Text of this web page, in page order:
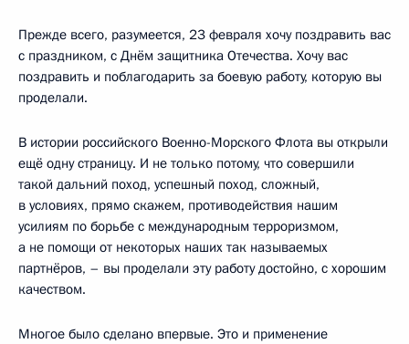
Прежде всего, разумеется, 23 февраля хочу поздравить вас
с праздником, с Днём защитника Отечества. Хочу вас
поздравить и поблагодарить за боевую работу, которую вы
проделали.
В истории российского Военно-Морского Флота вы открыли
ещё одну страницу. И не только потому, что совершили
такой дальний поход, успешный поход, сложный,
в условиях, прямо скажем, противодействия нашим
усилиям по борьбе с международным терроризмом,
а не помощи от некоторых наших так называемых
партнёров, – вы проделали эту работу достойно, с хорошим
качеством.
Многое было сделано впервые. Это и применение